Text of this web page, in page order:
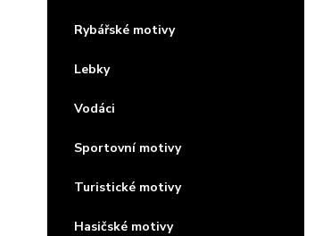
Rybářské motivy
Lebky
Vodáci
Sportovní motivy
Turistické motivy
Hasičské motivy